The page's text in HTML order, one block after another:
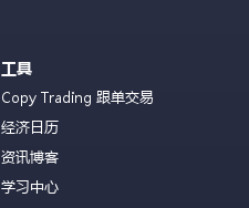
工具
Copy Trading 跟单交易
经济日历
资讯博客
学习中心